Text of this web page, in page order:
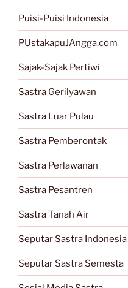
Puisi-Puisi Indonesia
PUstakapuJAngga.com
Sajak-Sajak Pertiwi
Sastra Gerilyawan
Sastra Luar Pulau
Sastra Pemberontak
Sastra Perlawanan
Sastra Pesantren
Sastra Tanah Air
Seputar Sastra Indonesia
Seputar Sastra Semesta